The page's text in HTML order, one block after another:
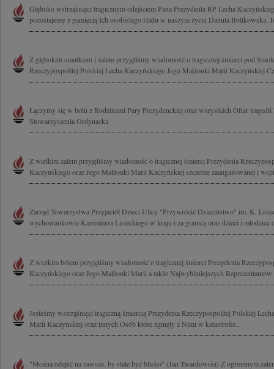
Głęboko wstrząśnięci tragicznym odejściem Pana Prezydenta RP Lecha
pozostajemy z pamięcią Ich osobistego śladu w naszym życiu Danuta Bolikowska,
Z głębokim smutkiem i żalem przyjęliśmy wiadomość o tragicznej śmierci pod
Rzeczypospolitej Polskiej Lecha Kaczyńskiego Jego Małżonki Marii Kaczyńskiej
Łączymy się w bólu z Rodzinami Pary Prezydenckiej oraz wszystkich Ofiar tragedii
Stowarzyszenia Ordynacka
Z wielkim żalem przyjęliśmy wiadomość o tragicznej śmierci Prezydenta
Kaczyńskiego oraz Jego Małżonki Marii Kaczyńskiej szczerze zaangażowanej i
Zarząd Towarzystwa Przyjaciół Dzieci Ulicy "Przywrócić Dzieciństwo" im. K.
wychowankowie Kazimierza Lisieckiego w kraju i za granicą oraz dzieci i
Z wielkim bólem przyjęliśmy wiadomość o tragicznej śmierci Prezydenta
Kaczyńskiego oraz Jego Małżonki Marii a także Najwybitniejszych
Jesteśmy wstrząśnięci tragiczną śmiercią Prezydenta Rzeczypospolitej Polskiej
Marii Kaczyńskiej oraz innych Osób które zginęły z Nimi w katastrofie...
"Można odejść na zawsze, by stale być blisko" (Jan Twardowski) Z ogromnym